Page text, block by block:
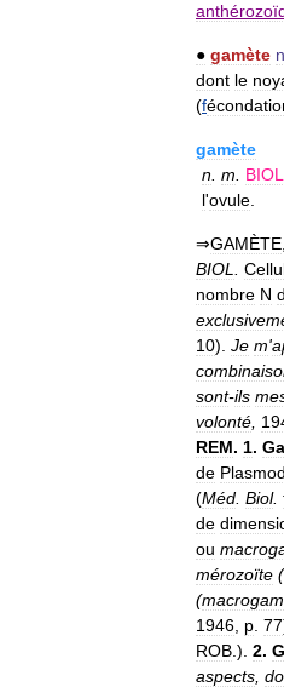
● gamète
dont le
(f
gamète
n m BIOL
l'ovule
⇒GAMÈTE
BIOL
nombre N
10). Je m'
sont-ils
volonté
REM. 1.
de
(Méd Biol.
de
ou
mérozoïte
(
1946 p 77
ROB .). 2.
aspects